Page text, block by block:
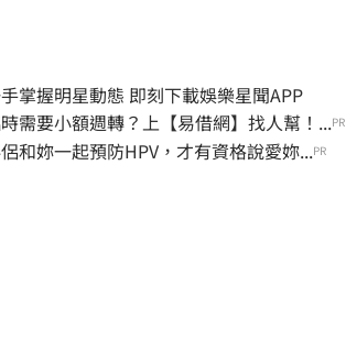
一手掌握明星動態 即刻下載娛樂星聞APP
需要小額週轉？上【易借網】找人幫！...PR
和妳一起預防HPV，才有資格說愛妳...PR